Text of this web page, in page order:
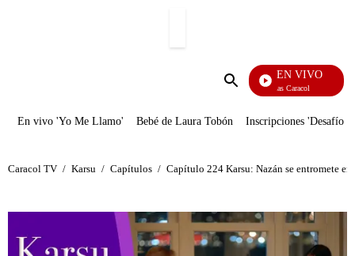
Enviar
EN VIVO
Noticias Caracol
En vivo 'Yo Me Llamo' Bebé de Laura Tobón Inscripciones 'Desafío'
Caracol TV / Karsu / Capítulos / Capítulo 224 Karsu: Nazán se entromete